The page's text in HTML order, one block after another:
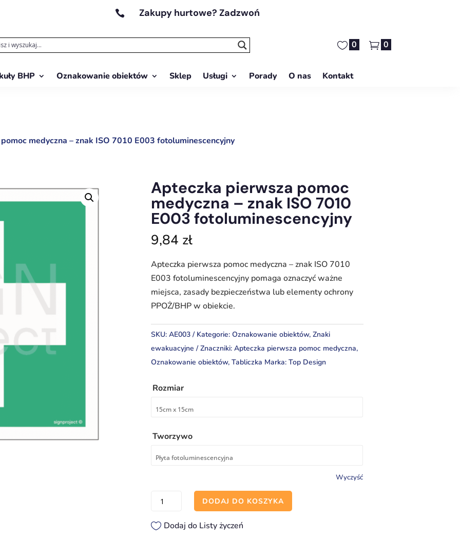
 Zakupy hurtowe? Zadzwoń
0 0
BHP Oznakowanie obiektów Sklep Usługi Porady O nas Kontakt
medyczna – znak ISO 7010 E003 fotoluminescencyjny
Apteczka pierwsza pomoc
medyczna – znak ISO 7010
E003 fotoluminescencyjny
9,84 zł
Apteczka pierwsza pomoc medyczna – znak ISO 7010
E003 fotoluminescencyjny pomaga oznaczyć ważne
miejsca, zasady bezpieczeństwa lub elementy ochrony
PPOŻ/BHP w obiekcie.
SKU: AE003 Kategorie: Oznakowanie obiektów, Znaki
ewakuacyjne
Znaczniki: Apteczka pierwsza pomoc medyczna,
Oznakowanie obiektów, Tabliczka Marka: Top Design
Rozmiar
Tworzywo
Wyczyść
ilość
pierwsza
DODAJ DO KOSZYKA
Dodaj do Listy życzeń